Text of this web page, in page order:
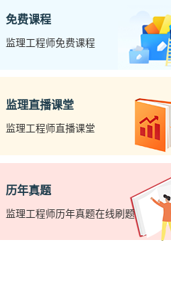
免费课程
监理工程师免费课程
监理直播课堂
监理工程师直播课堂
历年真题
监理工程师历年真题在线刷题